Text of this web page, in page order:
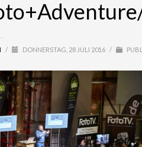
/ DONNERSTAG, 28 JULI 2016 /